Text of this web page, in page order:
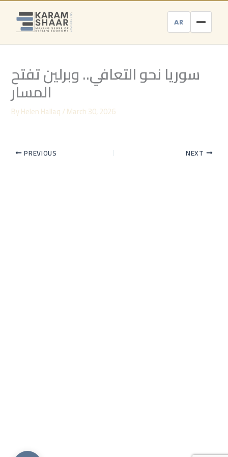
Skip
content
AR
سوريا نحو التعافي.. وبرلين تفتح
المسار
ByHelen Hallaq/March 30, 2026
PREVIOUS NEXT